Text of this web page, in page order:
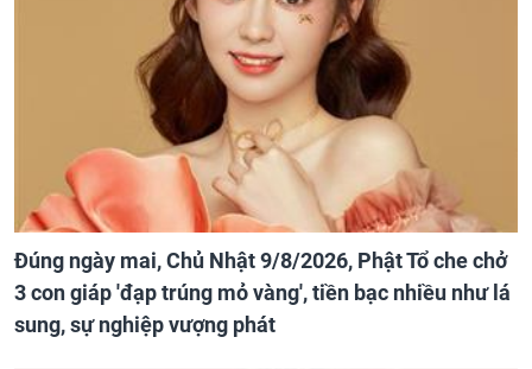
Đúng ngày mai, Chủ Nhật 9/8/2026, Phật Tổ che chở
3 con giáp 'đạp trúng mỏ vàng', tiền bạc nhiều như lá
sung, sự nghiệp vượng phát